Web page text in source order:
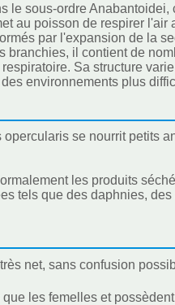
le sous-ordre
au poisson de respirer
par l'expansion de la
branchies, il contient de
Sa structure
environnements plus
se nourrit petits
les produits
tels que des daphnies,
net, sans confusion
les femelles et